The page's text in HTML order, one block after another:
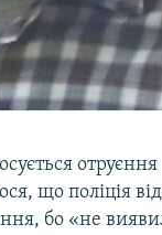
отруєння
що поліція
бо «не